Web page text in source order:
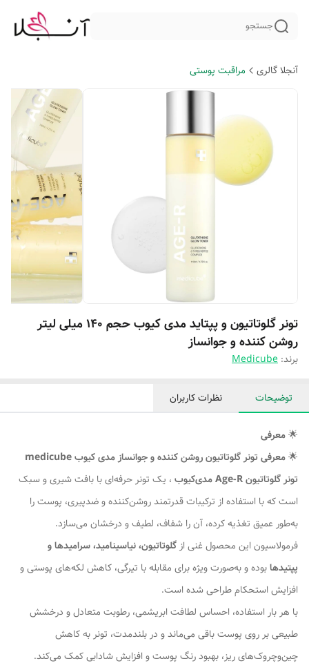
جستجو
آنجلا گالری مراقبت پوستی
تونر گلوتاتیون و پپتاید مدی کیوب حجم ۱۴۰ میلی لیتر
روشن کننده و جوانساز
برند: Medicube
توضیحات نظرات کاربران
🌟معرفی
🌟معرفی تونر گلوتاتیون روشن کننده و جوانساز مدی کیوب medicube
تونر گلوتاتیون Age-R مدی‌کیوب
، یک تونر حرفه‌ای با بافت شیری و سبک
است که با استفاده از ترکیبات قدرتمند روشن‌کننده و ضدپیری، پوست را
به‌طور عمیق تغذیه کرده، آن را شفاف، لطیف و درخشان می‌سازد.
فرمولاسیون این محصول غنی از گلوتاتیون، نیاسینامید، سرامیدها و
پپتیدهابوده و به‌صورت ویژه برای مقابله با تیرگی، کاهش لکه‌های پوستی و
افزایش استحکام طراحی شده است.
با هر بار استفاده، احساس لطافت ابریشمی، رطوبت متعادل و درخشش
طبیعی بر روی پوست باقی می‌ماند و در بلندمدت، تونر به کاهش
چین‌و‌چروک‌های ریز، بهبود رنگ پوست و افزایش شادابی کمک می‌کند.